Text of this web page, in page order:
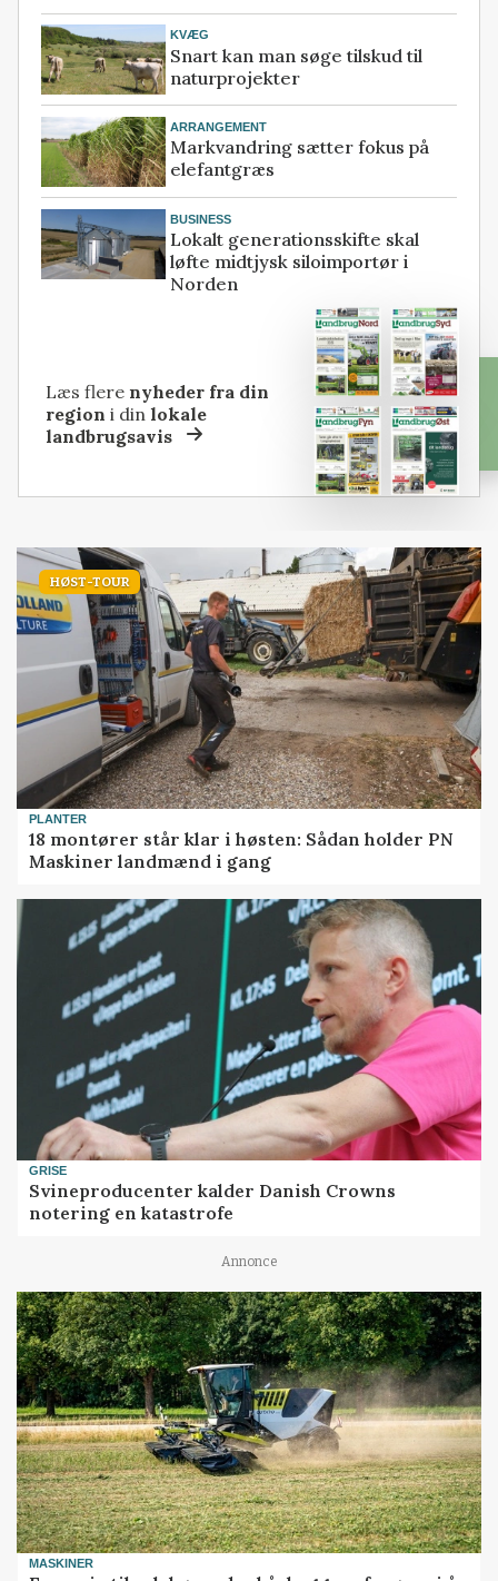
KVÆG
Snart kan man søge tilskud til
naturprojekter
ARRANGEMENT
Markvandring sætter fokus på
elefantgræs
BUSINESS
Lokalt generationsskifte skal
løfte midtjysk siloimportør i
Norden
Læs flere nyheder fra din
region i dinlokale
landbrugsavis
HØST-TOUR
PLANTER
18 montører står klar i høsten: Sådan holder PN
Maskiner landmænd i gang
GRISE
Svineproducenter kalder Danish Crowns
notering en katastrofe
Annonce
MASKINER